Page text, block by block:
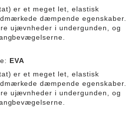
er et meget let, elastisk
dæmpende egenskaber.
ujævnheder i undergunden, og
EVA
er et meget let, elastisk
dæmpende egenskaber.
ujævnheder i undergunden, og